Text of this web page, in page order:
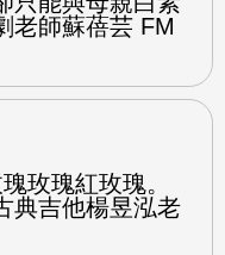
老師蘇蓓芸 FM
玫瑰紅玫瑰。
典吉他楊昱泓老